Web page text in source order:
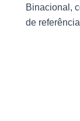
Binacional,
de